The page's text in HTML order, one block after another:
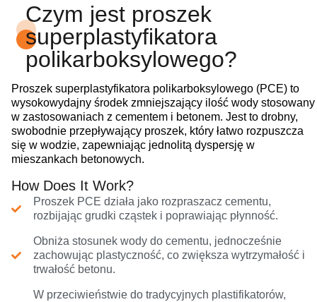
Czym jest proszek
superplastyfikatora
polikarboksylowego?
Proszek superplastyfikatora polikarboksylowego (PCE) to
wysokowydajny środek zmniejszający ilość wody stosowany
w zastosowaniach z cementem i betonem. Jest to drobny,
swobodnie przepływający proszek, który łatwo rozpuszcza
się w wodzie, zapewniając jednolitą dyspersję w
mieszankach betonowych.
How Does It Work?
Proszek PCE działa jako rozpraszacz cementu,
rozbijając grudki cząstek i poprawiając płynność.
Obniża stosunek wody do cementu, jednocześnie
zachowując plastyczność, co zwiększa wytrzymałość i
trwałość betonu.
W przeciwieństwie do tradycyjnych plastifikatorów,